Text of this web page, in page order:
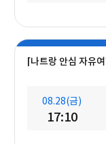
08.28(금)
17:10